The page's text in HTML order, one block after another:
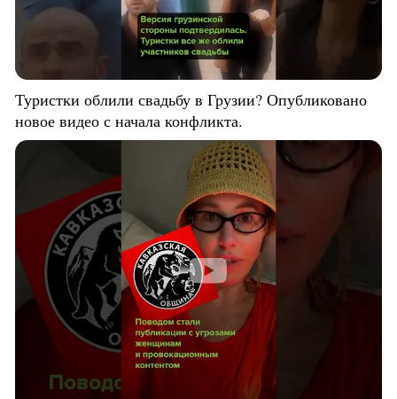
Туристки облили свадьбу в Грузии? Опубликовано
новое видео с начала конфликта.